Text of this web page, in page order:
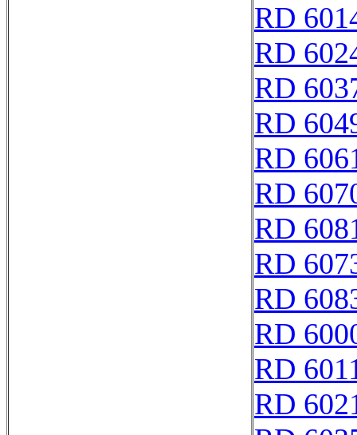
RD
RD
RD
RD
RD
RD
RD
RD
RD
RD
RD
RD